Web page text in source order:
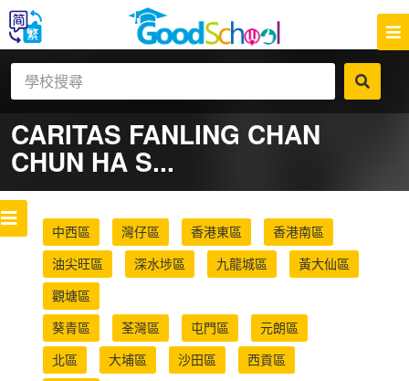
CARITAS FANLING CHAN
CHUN HA S...
中西區 灣仔區 香港東區
香港南區
油尖旺區
深水埗區 九龍城區
黃大仙區
觀塘區
葵青區
荃灣區 屯門區
元朗區
北區
大埔區 沙田區
西貢區